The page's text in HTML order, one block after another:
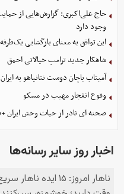
حاج علی‌اکبری: گزارش‌هایی از
وجود دارد
این توافق به معنای بازگشایی
شاهکار جدید ترامپ خیالاتی احمق
آمیتاب باچان دوست نتانیاهو به
وقوع انفجار مهیب در مسکو
صحنه ای نادر از حیات وحش ایران